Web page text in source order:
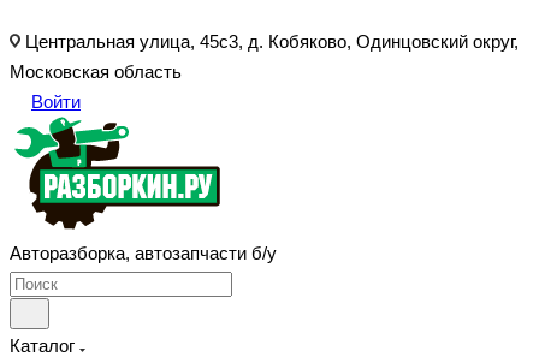
Центральная улица, 45с3, д. Кобяково, Одинцовский округ,
Московская область
Войти
Авторазборка, автозапчасти б/у
Каталог